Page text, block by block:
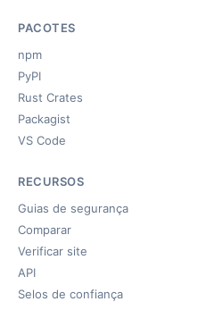
PACOTES
npm
PyPI
Rust Crates
Packagist
VS Code
RECURSOS
Guias de segurança
Comparar
Verificar site
API
Selos de confiança